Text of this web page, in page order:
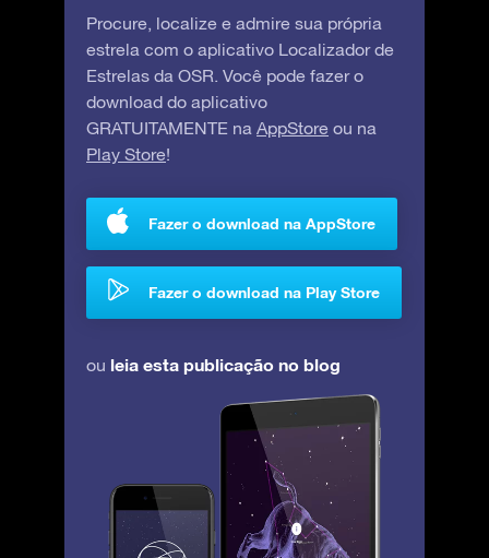
Procure, localize e admire sua própria
estrela com o aplicativo Localizador de
Estrelas da OSR. Você pode fazer o
download do aplicativo
GRATUITAMENTE na AppStore ou na
Play Store!
Fazer o download na AppStore
Fazer o download na Play Store
ou leia esta publicação no blog